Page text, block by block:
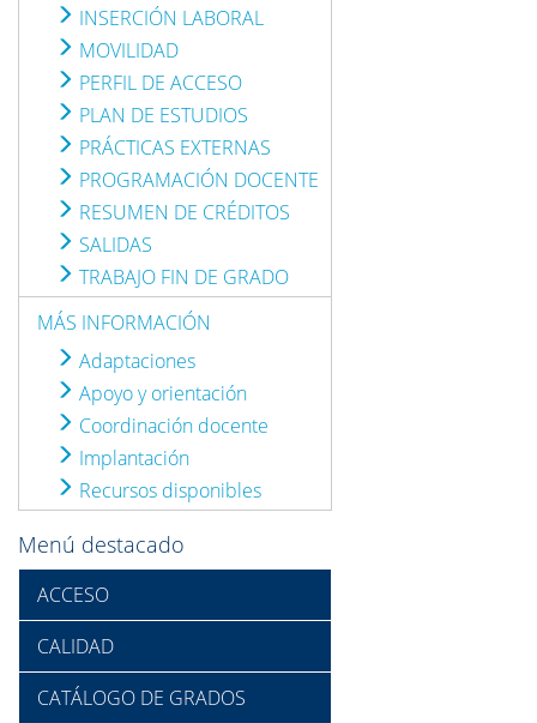
INSERCIÓN LABORAL
MOVILIDAD
PERFIL DE ACCESO
PLAN DE ESTUDIOS
PRÁCTICAS EXTERNAS
PROGRAMACIÓN DOCENTE
RESUMEN DE CRÉDITOS
SALIDAS
TRABAJO FIN DE GRADO
MÁS INFORMACIÓN
Adaptaciones
Apoyo y orientación
Coordinación docente
Implantación
Recursos disponibles
Menú destacado
ACCESO
CALIDAD
CATÁLOGO DE GRADOS